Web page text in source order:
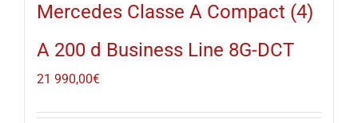
Mercedes Classe A Compact (4)
A 200 d Business Line 8G-DCT
21 990,00€